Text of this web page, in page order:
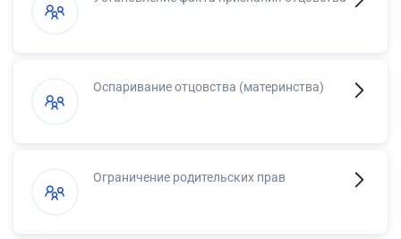
Оспаривание отцовства (материнства)
Ограничение родительских прав